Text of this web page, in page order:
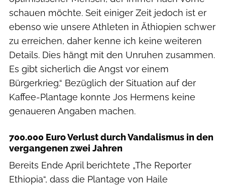
schauen möchte. Seit einiger Zeit jedoch ist er
ebenso wie unsere Athleten in Äthiopien schwer
zu erreichen, daher kenne ich keine weiteren
Details. Dies hängt mit den Unruhen zusammen.
Es gibt sicherlich die Angst vor einem
Bürgerkrieg.“ Bezüglich der Situation auf der
Kaffee-Plantage konnte Jos Hermens keine
genaueren Angaben machen.
700.000 Euro Verlust durch Vandalismus in den
vergangenen zwei Jahren
Bereits Ende April berichtete „The Reporter
Ethiopia“, dass die Plantage von Haile